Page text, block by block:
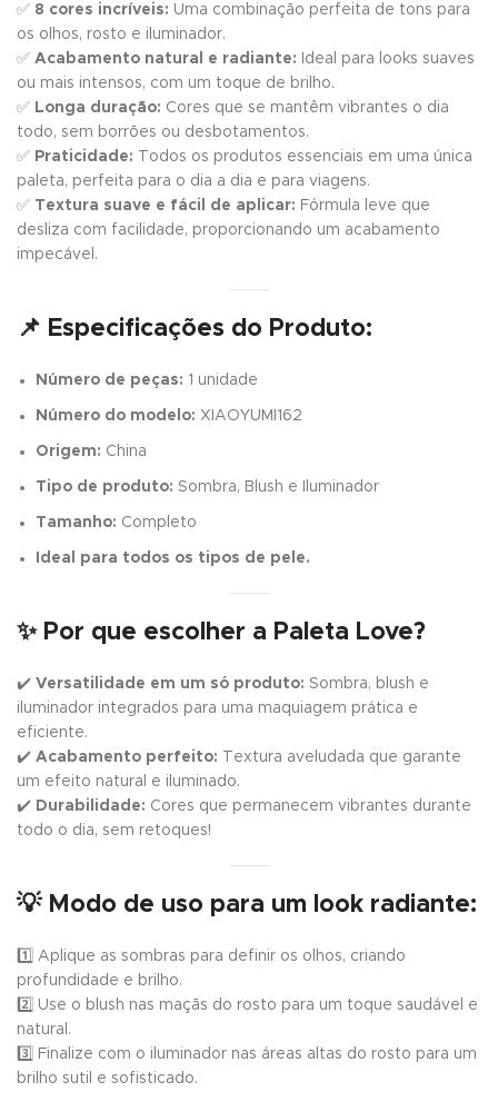
✅ 8 cores incríveis: Uma combinação perfeita de tons para
os olhos, rosto e iluminador.
✅ Acabamento natural e radiante: Ideal para looks suaves
ou mais intensos, com um toque de brilho.
✅ Longa duração: Cores que se mantêm vibrantes o dia
todo, sem borrões ou desbotamentos.
✅ Praticidade: Todos os produtos essenciais em uma única
paleta, perfeita para o dia a dia e para viagens.
✅ Textura suave e fácil de aplicar: Fórmula leve que
desliza com facilidade, proporcionando um acabamento
impecável.
📌 Especificações do Produto:
Número de peças: 1 unidade
Número do modelo: XIAOYUMI162
Origem: China
Tipo de produto: Sombra, Blush e Iluminador
Tamanho: Completo
Ideal para todos os tipos de pele.
✨ Por que escolher a Paleta Love?
✔️ Versatilidade em um só produto: Sombra, blush e
iluminador integrados para uma maquiagem prática e
eficiente.
✔️ Acabamento perfeito: Textura aveludada que garante
um efeito natural e iluminado.
✔️ Durabilidade: Cores que permanecem vibrantes durante
todo o dia, sem retoques!
💡 Modo de uso para um look radiante:
1️⃣ Aplique as sombras para definir os olhos, criando
profundidade e brilho.
2️⃣ Use o blush nas maçãs do rosto para um toque saudável e
natural.
3️⃣ Finalize com o iluminador nas áreas altas do rosto para um
brilho sutil e sofisticado.